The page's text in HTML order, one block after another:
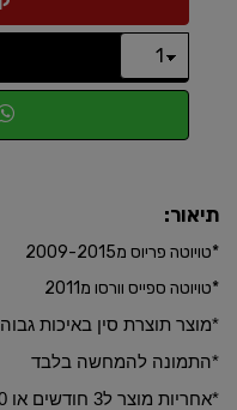
תיאור:
*טויוטה פריוס מ2009-2015
*טויוטה ספייס וורסו מ2011
*​מוצר תוצרת סין באיכות גבוה
*התמונה להמחשה בלבד
​*אחריות מוצר ל3 חודשים או 6000 קמ מתאריך הרכישה